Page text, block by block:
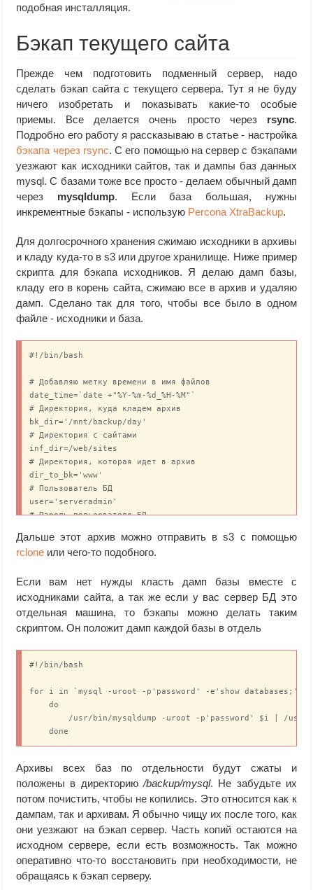
подобная инсталляция.
Бэкап текущего сайта
Прежде чем подготовить подменный сервер, надо
сделать бэкап сайта с текущего сервера. Тут я не буду
ничего изобретать и показывать какие-то особые
приемы. Все делается очень просто через rsync.
Подробно его работу я рассказываю в статье - настройка
бэкапа через rsync. С его помощью на сервер с бэкапами
уезжают как исходники сайтов, так и дампы баз данных
mysql. С базами тоже все просто - делаем обычный дамп
через mysqldump. Если база большая, нужны
инкрементные бэкапы - использую Percona XtraBackup.
Для долгосрочного хранения сжимаю исходники в архивы
и кладу куда-то в s3 или другое хранилище. Ниже пример
скрипта для бэкапа исходников. Я делаю дамп базы,
кладу его в корень сайта, сжимаю все в архив и удаляю
дамп. Сделано так для того, чтобы все было в одном
файле - исходники и база.
#!/bin/bash
# Добавляю метку времени в имя файлов
date_time=`date +"%Y-%m-%d_%H-%M"`
# Директория, куда кладем архив
bk_dir='/mnt/backup/day'
# Директория с сайтами
inf_dir=/web/sites
# Директория, которая идет в архив
dir_to_bk='www'
# Пользователь БД
user='serveradmin'
# Пароль пользователя БД
# Исключения по расширениям файла
exclude_ext='--exclude='*.log' --exclude='*.tmp''
exclude_dir='--exclude='wp-content/cache/*''
# Дамп базы данных кладу в корень сайта
# Бэкаплю сайт вместе с дампом базы
/usr/bin/tar ${exclude_ext} ${exclude_dir} -czvf  $bk_dir/
# Удаляю из корня сайта дамп БД
Дальше этот архив можно отправить в s3 с помощью
rclone или чего-то подобного.
Если вам нет нужды класть дамп базы вместе с
исходниками сайта, а так же если у вас сервер БД это
отдельная машина, то бэкапы можно делать таким
скриптом. Он положит дамп каждой базы в отдель
#!/bin/bash
for i in `mysql -uroot -p'password' -e'show databases;' |
    do
    done
Архивы всех баз по отдельности будут сжаты и
положены в директорию/backup/mysql. Не забудьте их
потом почистить, чтобы не копились. Это относится как к
дампам, так и архивам. Я обычно чищу их после того, как
они уезжают на бэкап сервер. Часть копий остаются на
исходном сервере, если есть возможность. Так можно
оперативно что-то восстановить при необходимости, не
обращаясь к бэкап серверу.